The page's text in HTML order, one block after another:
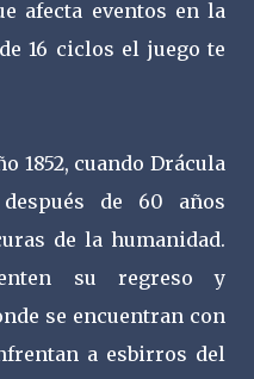
afecta eventos en la
16 ciclos el juego te
1852, cuando Drácula
de 60 años
de la humanidad.
su regreso y
se encuentran con
a esbirros del